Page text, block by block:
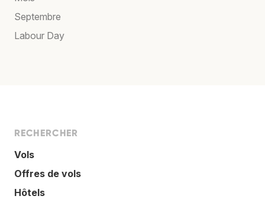
Septembre
Labour Day
RECHERCHER
Vols
Offres de vols
Hôtels